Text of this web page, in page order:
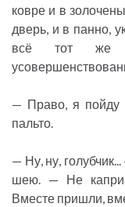
ковре и в
дверь, и в панно,
всё тот же
— Право, я пойду
пальто.
— Ну, ну,
шею. — Не
Вместе пришли,